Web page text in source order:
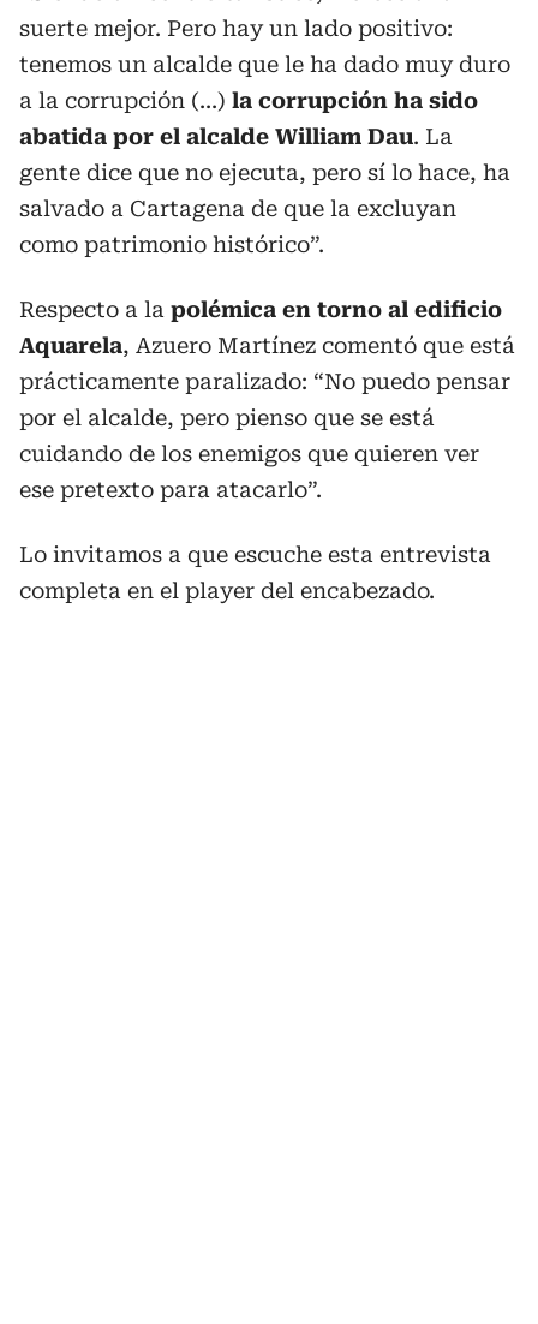
suerte mejor. Pero hay un lado positivo:
tenemos un alcalde que le ha dado muy duro
a la corrupción (...) la corrupción ha sido
abatida por el alcalde William Dau. La
gente dice que no ejecuta, pero sí lo hace, ha
salvado a Cartagena de que la excluyan
como patrimonio histórico”.
Respecto a la polémica en torno al edificio
Aquarela, Azuero Martínez comentó que está
prácticamente paralizado: “No puedo pensar
por el alcalde, pero pienso que se está
cuidando de los enemigos que quieren ver
ese pretexto para atacarlo”.
Lo invitamos a que escuche esta entrevista
completa en el player del encabezado.